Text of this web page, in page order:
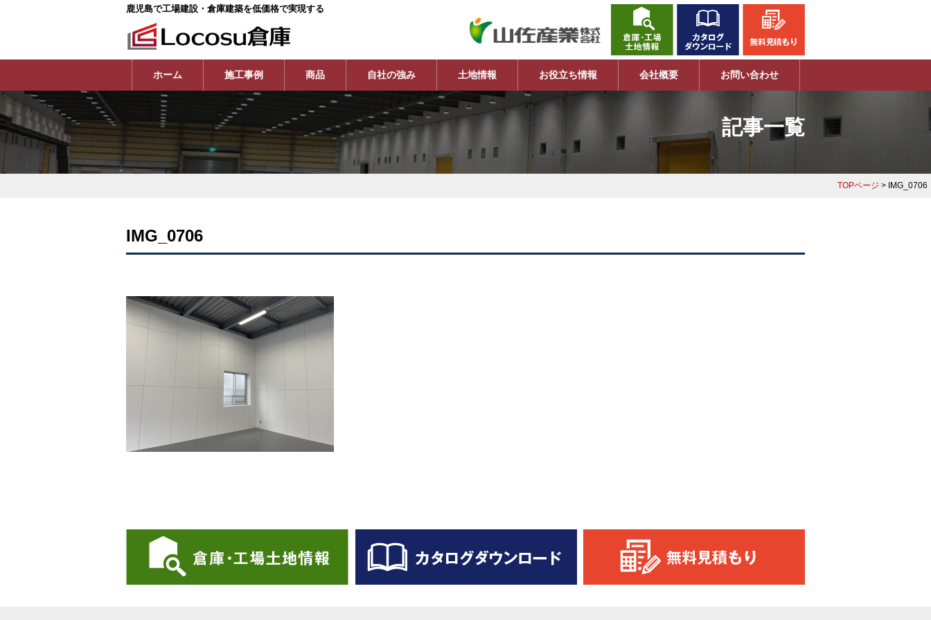
鹿児島で工場建設・倉庫建築を低価格で実現する
ホーム 施工事例 商品 自社の強み 土地情報 お役立ち情報 会社概要 お問い合わせ
記事一覧
TOPページ > IMG_0706
IMG_0706